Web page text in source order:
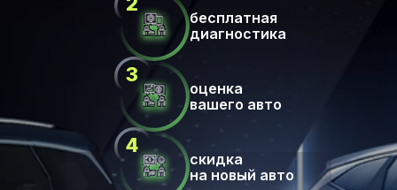
бесплатная
диагностика
оценка
вашего авто
скидка
на новый авто